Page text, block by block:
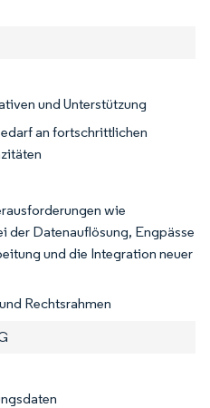
und Unterstützung
an fortschrittlichen
wie
der Datenauflösung, Engpässe
und die Integration neuer
Rechtsrahmen